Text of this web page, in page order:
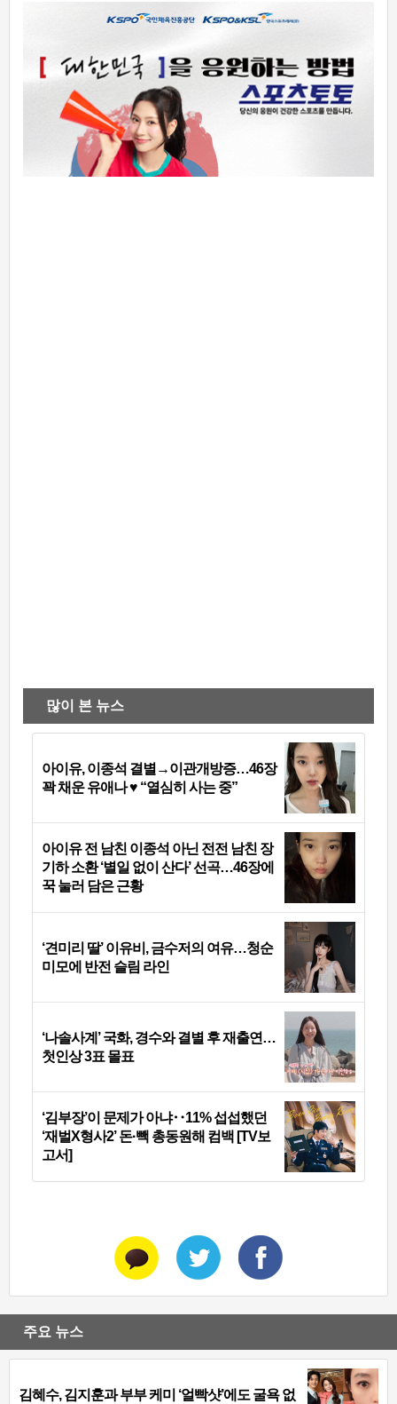
많이 본 뉴스
아이유, 이종석 결별→이관개방증…46장
꽉 채운 유애나 ♥ “열심히 사는 중”
아이유 전 남친 이종석 아닌 전전 남친 장
기하 소환 ‘별일 없이 산다’ 선곡…46장에
꾹 눌러 담은 근황
‘견미리 딸’ 이유비, 금수저의 여유…청순
미모에 반전 슬림 라인
‘나솔사계’ 국화, 경수와 결별 후 재출연…
첫인상 3표 몰표
‘김부장’이 문제가 아냐‥11% 섭섭했던
‘재벌X형사2’ 돈·빽 총동원해 컴백 [TV보
고서]
주요 뉴스
김혜수, 김지훈과 부부 케미 ‘얼빡샷’에도 굴욕 없